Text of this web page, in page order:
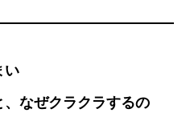
い
なぜクラクラするの